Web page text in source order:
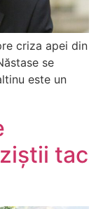
criza apei din
se
este un
tac